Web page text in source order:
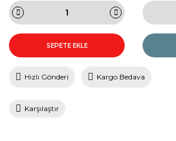
SEPETE EKLE
Hızlı Gönderi Kargo Bedava
Karşılaştır